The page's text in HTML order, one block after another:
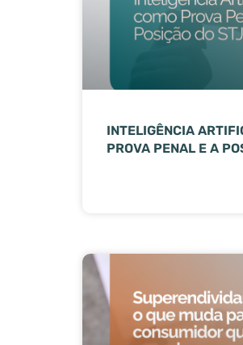
INTELIGÊNCIA
PROVA PENAL E A